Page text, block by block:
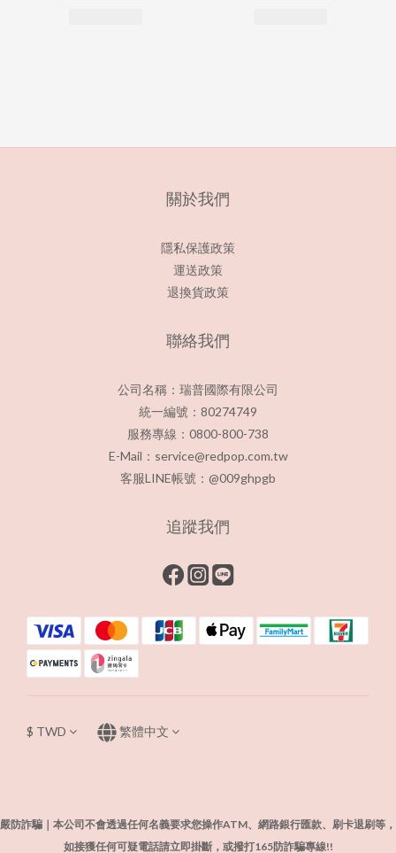
關於我們
隱私保護政策
運送政策
退換貨政策
聯絡我們
公司名稱：瑞普國際有限公司
統一編號：80274749
服務專線：0800-800-738
E-Mail：service@redpop.com.tw
客服LINE帳號：@009ghpgb
追蹤我們
$ TWD 繁體中文
嚴防詐騙｜本公司不會透過任何名義要求您操作ATM、網路銀行匯款、刷卡退刷等，
如接獲任何可疑電話請立即掛斷，或撥打165防詐騙專線!!